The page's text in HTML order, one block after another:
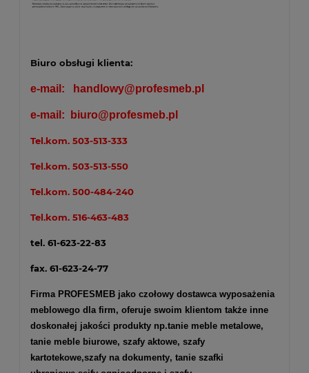
Biuro obsługi klienta:
e-mail: handlowy@profesmeb.pl
e-mail: biuro@profesmeb.pl
Tel.kom. 503-513-333
Tel.kom. 503-513-550
Tel.kom. 500-484-240
Tel.kom. 516-463-483
tel. 61-623-22-83
fax. 61-623-24-77
Firma PROFESMEB jako czołowy dostawca wyposażenia
meblowego dla firm, oferuje swoim klientom także inne
doskonałej jakości produkty np.tanie meble metalowe,
tanie meble biurowe, szafy aktowe, szafy
kartotekowe,szafy na dokumenty, tanie szafki